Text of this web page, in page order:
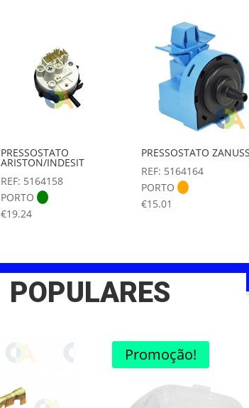
PRESSOSTATO
ARISTON/INDESIT
REF: 5164158
PORTO
€19.24
PRESSOSTATO
REF: 5164164
PORTO
€15.01
POPULARES
Promoção!